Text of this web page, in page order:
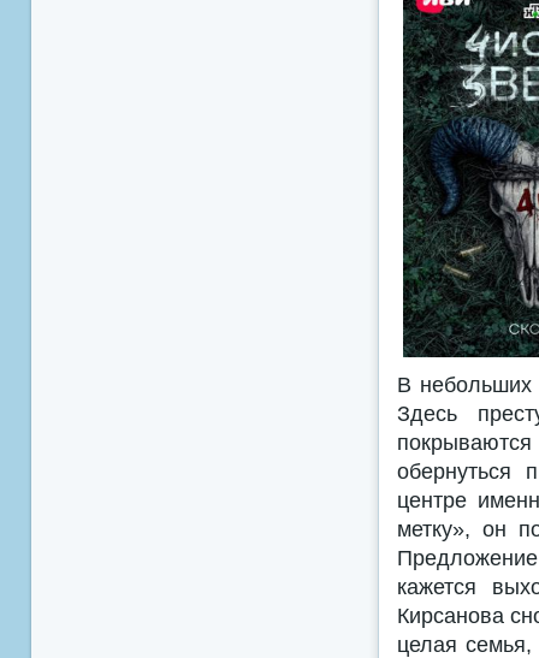
В небольших
Здесь
обернуться
центре
метку», он
кажется
Кирсанова
целая семья,